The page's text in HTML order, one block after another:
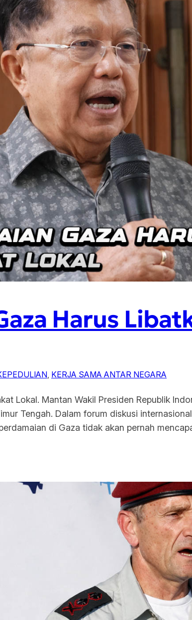
Harus
, KERJA SAMA ANTAR NEGARA
Lokal. Mantan Wakil Presiden Republik
Tengah. Dalam forum diskusi
di Gaza tidak akan pernah